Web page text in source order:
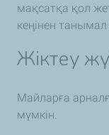
мақсатқа қол
кеңінен
Жіктеу
Майларға
мүмкін.